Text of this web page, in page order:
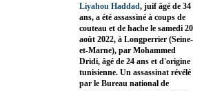
Liyahou Haddad, juif âgé de 34
ans, a été assassiné à coups de
couteau et de hache le samedi 20
août 2022, à Longperrier (Seine-
et-Marne), par Mohammed
Dridi, âgé de 24 ans et d'origine
tunisienne. Un assassinat révélé
par le Bureau national de